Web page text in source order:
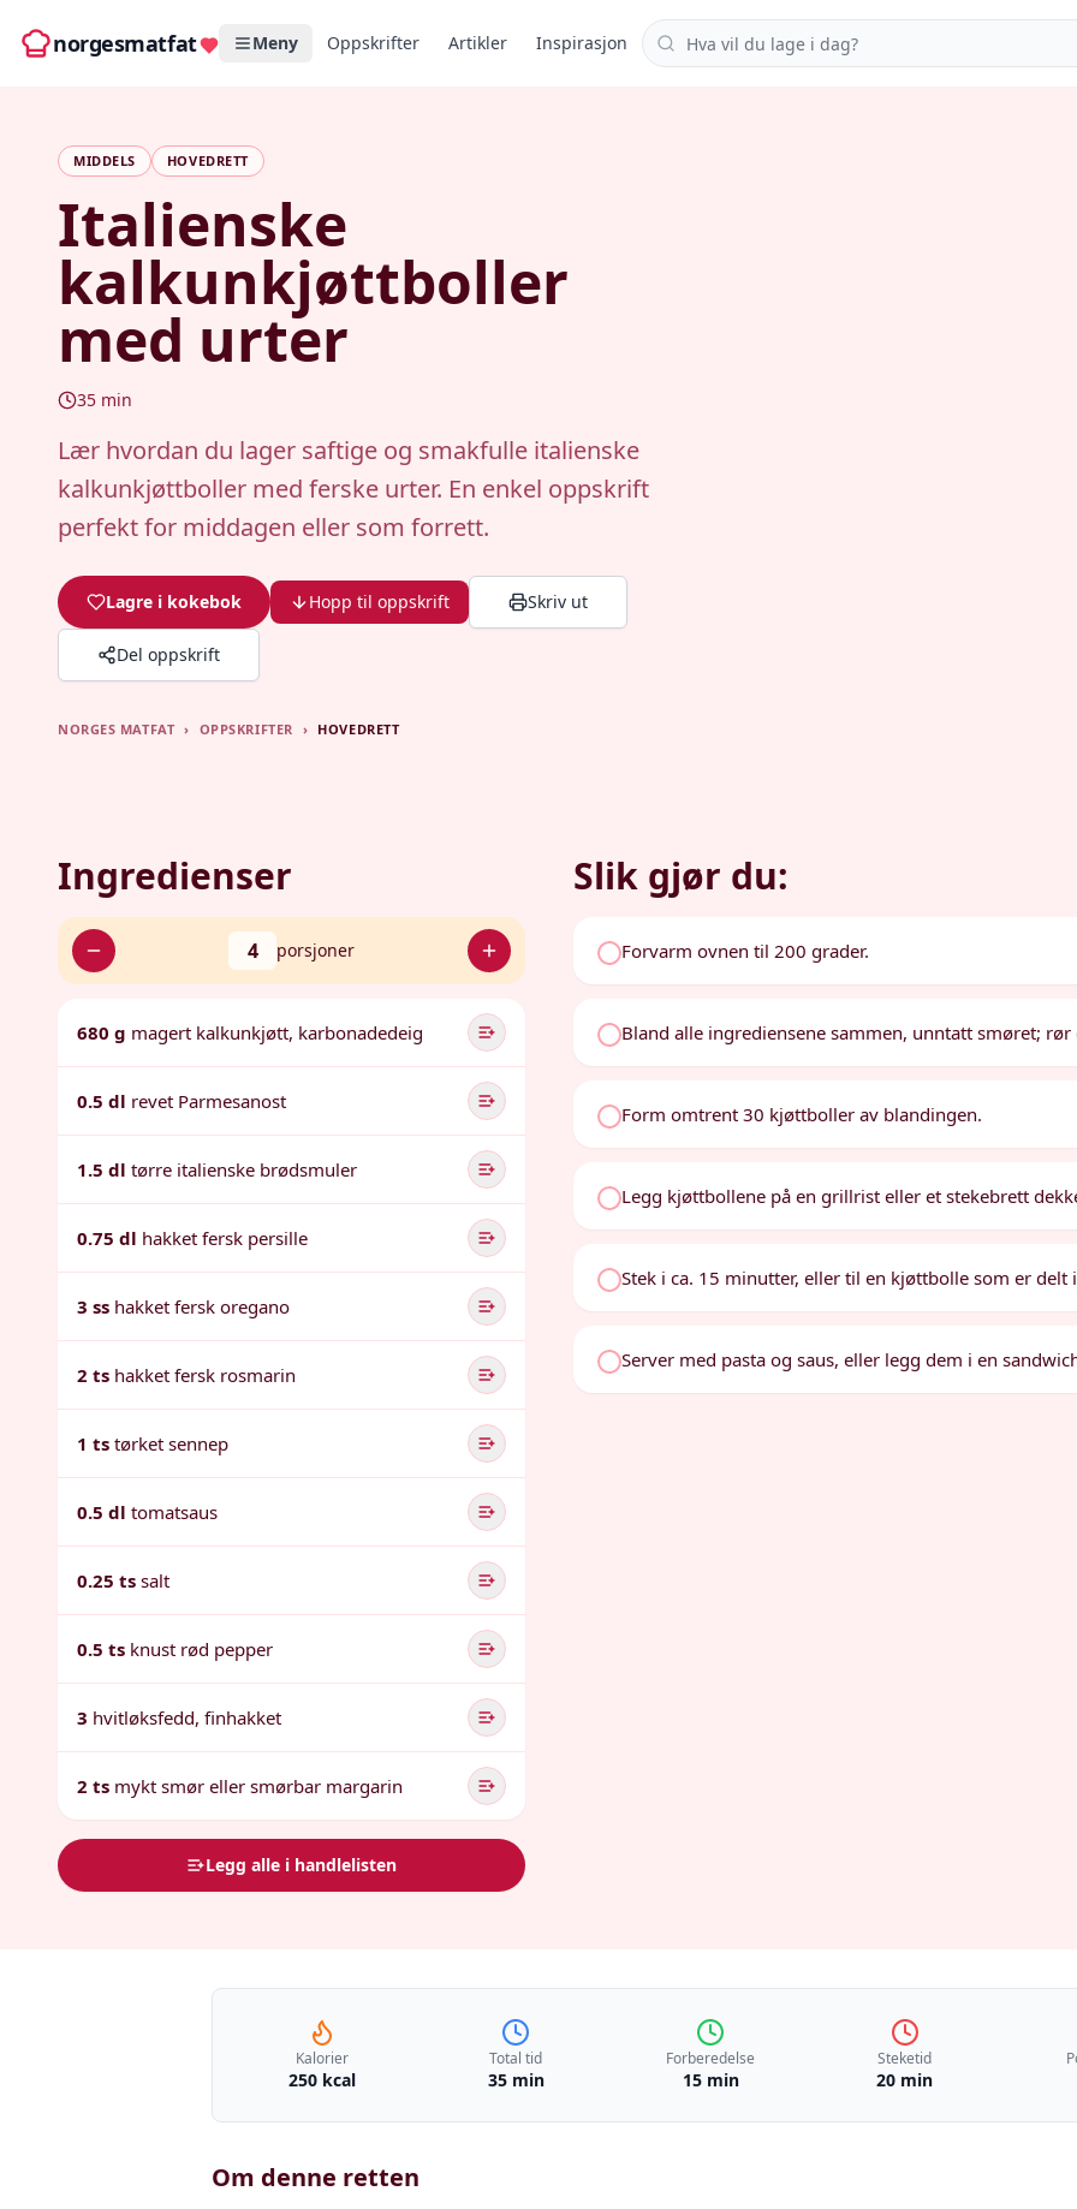
norgesmatfat Meny Oppskrifter Artikler Inspirasjon Søk i oppskrifter
MIDDELS HOVEDRETT
Italienske
kalkunkjøttboller
med urter
35 min
Lær hvordan du lager saftige og smakfulle italienske
kalkunkjøttboller med ferske urter. En enkel oppskrift
perfekt for middagen eller som forrett.
Lagre i kokebok Hopp til oppskrift Skriv ut
Del oppskrift
NORGES MATFAT › OPPSKRIFTER › HOVEDRETT
Ingredienser
4 porsjoner
680 g magert kalkunkjøtt, karbonadedeig
0.5 dl revet Parmesanost
1.5 dl tørre italienske brødsmuler
0.75 dl hakket fersk persille
3 ss hakket fersk oregano
2 ts hakket fersk rosmarin
1 ts tørket sennep
0.5 dl tomatsaus
0.25 ts salt
0.5 ts knust rød pepper
3 hvitløksfedd, finhakket
2 ts mykt smør eller smørbar margarin
Legg alle i handlelisten
Slik gjør du:
Forvarm ovnen til 200 grader.
Bland alle ingrediensene sammen, unntatt smøret;
Form omtrent 30 kjøttboller av blandingen.
Legg kjøttbollene på en grillrist eller et stekebrett
Stek i ca. 15 minutter, eller til en kjøttbolle som er delt
Server med pasta og saus, eller legg dem i en
Kalorier
250 kcal
Total tid
35 min
Forberedelse
15 min
Steketid
20 min
Om denne retten